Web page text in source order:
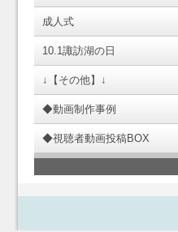
成人式
10.1諏訪湖の日
↓【その他】↓
◆動画制作事例
◆視聴者動画投稿BOX